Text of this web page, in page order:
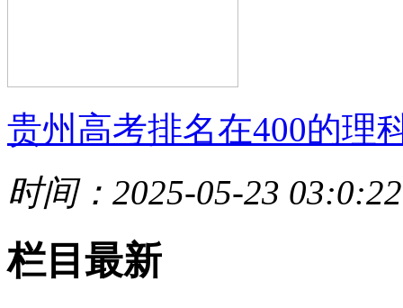
贵州高考排名在400的理
时间：2025-05-23 03:0:22
栏目最新